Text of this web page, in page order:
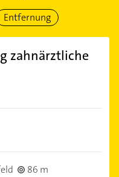
Entfernung
zahnärztliche
86 m